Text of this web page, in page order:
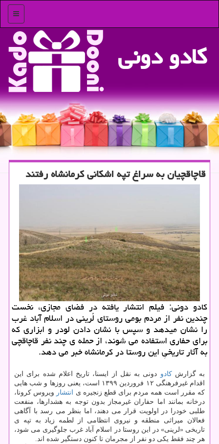
منو
كادو دونی
قاچاقچیان به سراغ تپه اشكانی كرمانشاه رفتند
كادو دونی: فیلم انتشار یافته در فضای مجازی، نخست
چندین نفر از مردم بومی روستای لُرینی در اسلام آباد غرب
را نشان میدهد و سپس با نشان دادن لودر و ابزاری كه
برای حفاری استفاده می شوند، از حمله ی چند نفر قاچاقچی
به آثار تاریخیِ این روستا در كرمانشاه خبر می دهد.
به گزارشكادو دونی به نقل از ایسنا، تاریخ اعلام شده برای این
اقدام غیرفرهنگی ۱۲ فروردین ۱۳۹۹ است، یعنی روزها و شب هایی
كه مقرر است همه مردم برای قطع زنجیره ی
انتشار ویروس كرونا،
درخانه بمانند اما حفاران غیرمجاز بدون توجه به هشدارها، منفعت
طلبی خودرا در اولویت قرار می دهند، اما بنظر می رسد با آگاهی
فعالان میراثی منطقه و نیروی انتظامی از لطمه زیاد به تپه ی
تاریخی «لرینی» در این روستا در اسلام آباد غرب جلوگیری می شود،
هر چند فقط یكی دو نفر از مجرمان تا كنون دستگیر شده اند.